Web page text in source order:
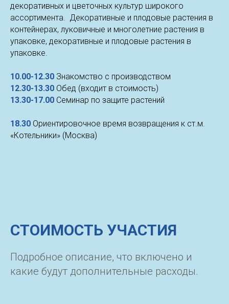
декоративных и цветочных культур широкого
ассортимента. Декоративные и плодовые растения в
контейнерах, луковичные и многолетние растения в
упаковке, декоративные и плодовые растения в
упаковке.
10.00-12.30 Знакомство с производством
12.30-13.30 Обед (входит в стоимость)
13.30-17.00 Семинар по защите растений
18.30 Ориентировочное время возвращения к ст.м.
«Котельники» (Москва)
СТОИМОСТЬ УЧАСТИЯ
Подробное описание, что включено и
какие будут дополнительные расходы.